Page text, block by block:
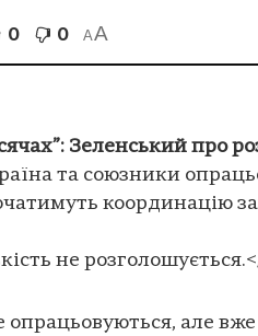
0 0 AA
Зеленський про
та союзники
координацію
не
але вже